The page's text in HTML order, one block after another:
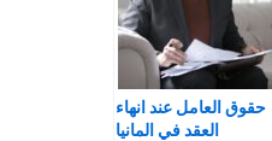
حقوق العامل عند انهاء
العقد في المانيا